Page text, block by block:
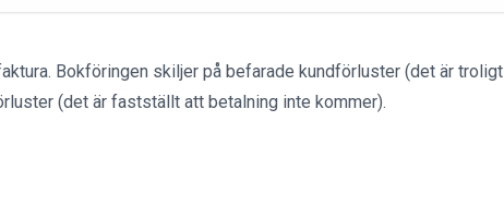
Bokföringen skiljer på befarade kundförluster (det är troligt
(det är fastställt att betalning inte kommer).